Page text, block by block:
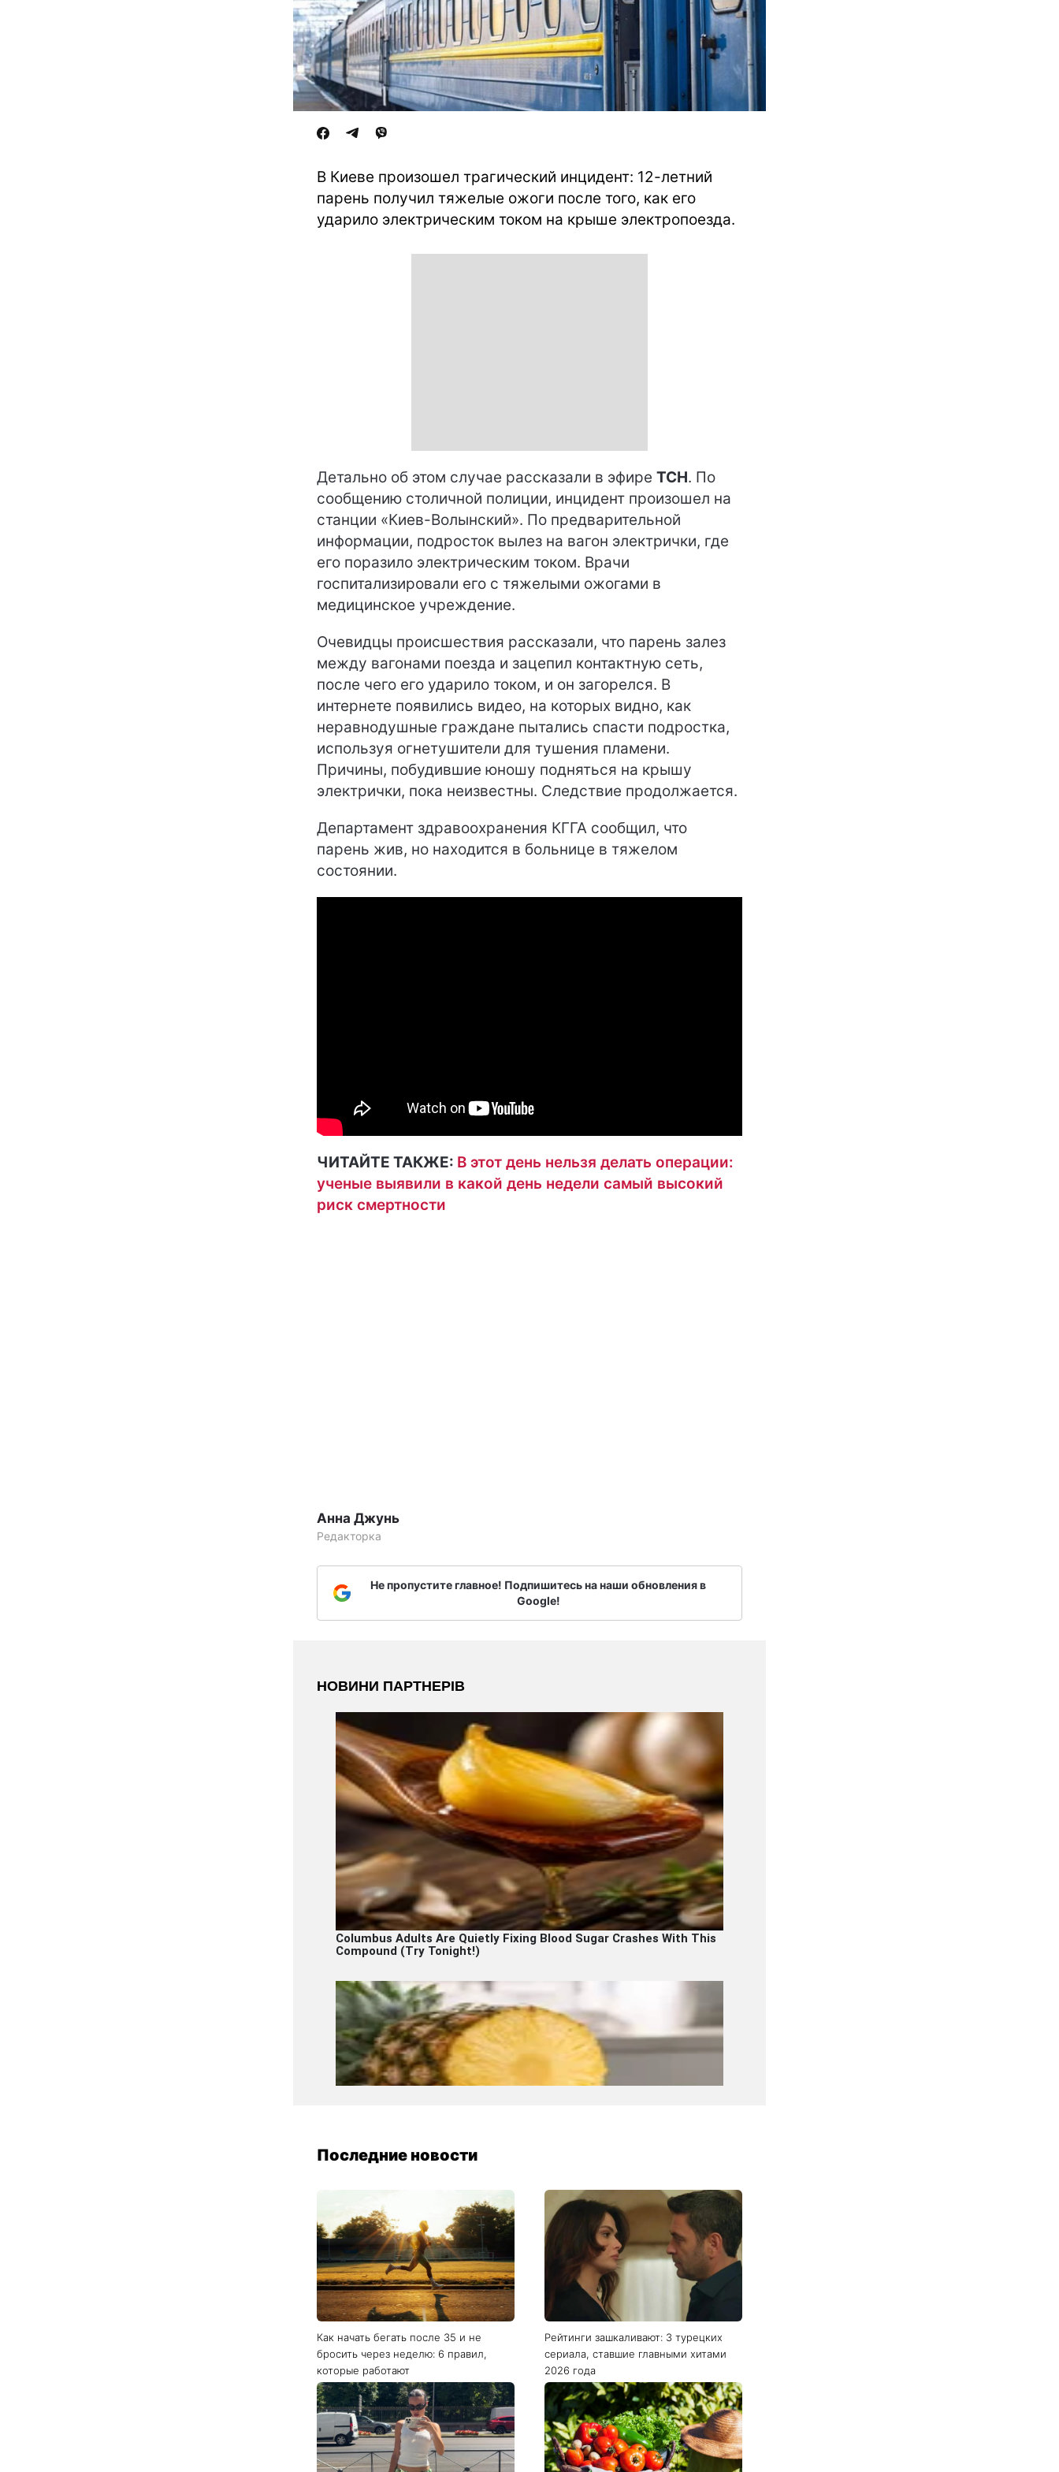
В Киеве произошел трагический инцидент: 12-летний
парень получил тяжелые ожоги после того, как его
ударило электрическим током на крыше электропоезда.
Детально об этом случае рассказали в эфире ТСН. По
сообщению столичной полиции, инцидент произошел на
станции «Киев-Волынский». По предварительной
информации, подросток вылез на вагон электрички, где
его поразило электрическим током. Врачи
госпитализировали его с тяжелыми ожогами в
медицинское учреждение.
Очевидцы происшествия рассказали, что парень залез
между вагонами поезда и зацепил контактную сеть,
после чего его ударило током, и он загорелся. В
интернете появились видео, на которых видно, как
неравнодушные граждане пытались спасти подростка,
используя огнетушители для тушения пламени.
Причины, побудившие юношу подняться на крышу
электрички, пока неизвестны. Следствие продолжается.
Департамент здравоохранения КГГА сообщил, что
парень жив, но находится в больнице в тяжелом
состоянии.
ЧИТАЙТЕ ТАКЖЕ: В этот день нельзя делать операции:
ученые выявили в какой день недели самый высокий
риск смертности
Анна Джунь
Редакторка
Не пропустите главное! Подпишитесь на наши обновления в
Google!